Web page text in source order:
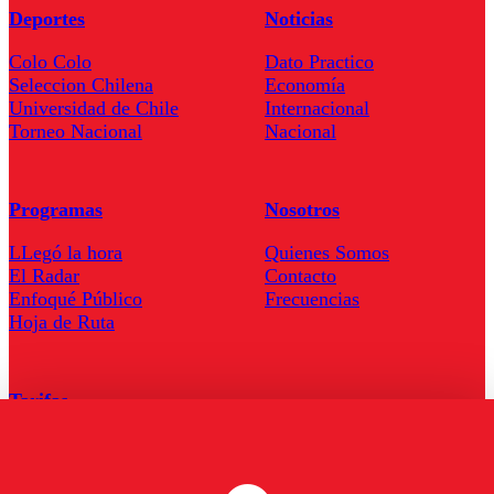
Deportes
Colo Colo
Seleccion Chilena
Universidad de Chile
Torneo Nacional
Noticias
Dato Practico
Economía
Internacional
Nacional
Programas
LLegó la hora
El Radar
Enfoqué Público
Hoja de Ruta
Nosotros
Quienes Somos
Contacto
Frecuencias
Tarifas